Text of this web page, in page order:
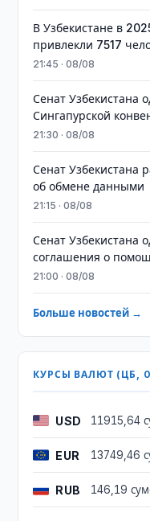
В Узбекистане в
привлекли 7517
21:45 · 08/08
Сенат Узбекистана
Сингапурской
21:30 · 08/08
Сенат Узбекистана
об обмене данными
21:15 · 08/08
Сенат Узбекистана
соглашения о
21:00 · 08/08
Больше новостей →
КУРСЫ ВАЛЮТ (ЦБ,
USD 11915,64
EUR 13749,46
RUB 146,19